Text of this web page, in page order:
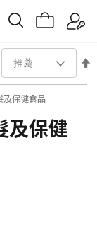
及保健食品
及保健
設